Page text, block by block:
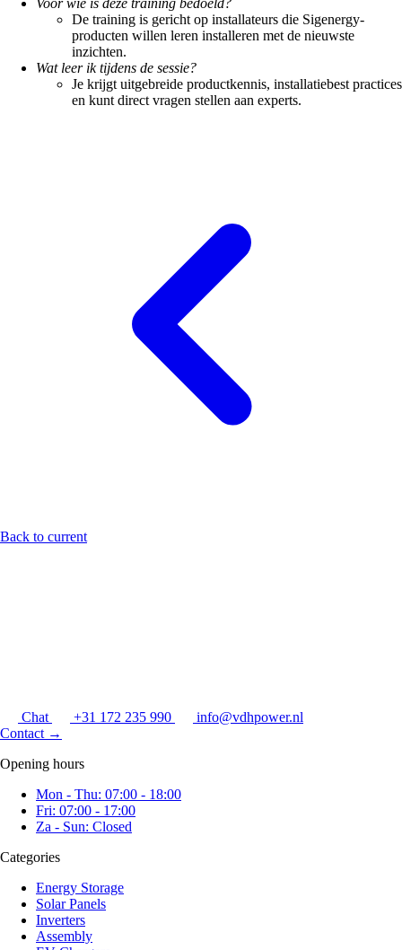
Voor wie is deze training bedoeld?
De training is gericht op installateurs die Sigenergy-
producten willen leren installeren met de nieuwste
inzichten.
Wat leer ik tijdens de sessie?
Je krijgt uitgebreide productkennis, installatiebest practices
en kunt direct vragen stellen aan experts.
Back to current
Chat +31 172 235 990
info@vdhpower.nl
Contact →
Opening hours
Mon - Thu: 07:00 - 18:00
Fri: 07:00 - 17:00
Za - Sun: Closed
Categories
Energy Storage
Solar Panels
Inverters
Assembly